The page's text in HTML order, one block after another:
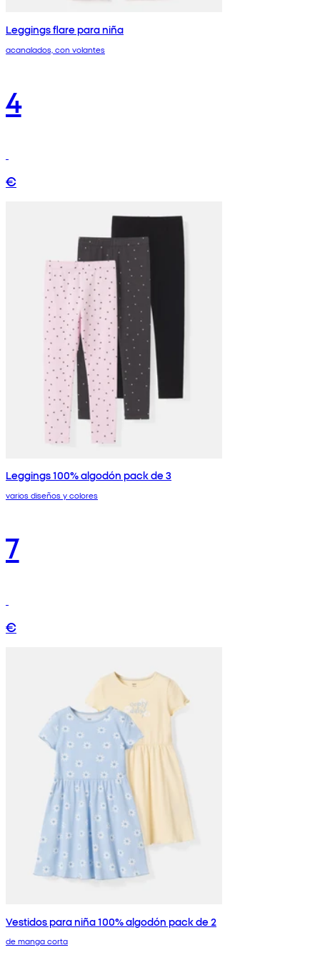
Leggings flare para niña
acanalados, con volantes
4
€
Leggings 100% algodón pack de 3
varios diseños y colores
7
€
Vestidos para niña 100% algodón pack de 2
de manga corta